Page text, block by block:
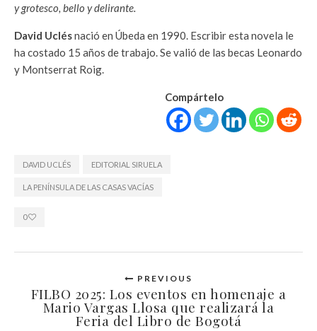
y grotesco, bello y delirante.
David Uclésnació en Úbeda en 1990. Escribir esta novela le
ha costado 15 años de trabajo. Se valió de las becas Leonardo
y Montserrat Roig.
Compártelo
DAVID UCLÉS EDITORIAL SIRUELA
LA PENÍNSULA DE LAS CASAS VACÍAS
0
PREVIOUS
FILBO 2025: Los eventos en homenaje a
Mario Vargas Llosa que realizará la
Feria del Libro de Bogotá